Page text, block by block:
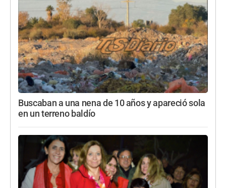
Buscaban a una nena de 10 años y apareció sola
en un terreno baldío